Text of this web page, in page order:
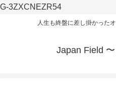
G-3ZXCNEZR54
人生も終盤に差し掛かった
Japan Field